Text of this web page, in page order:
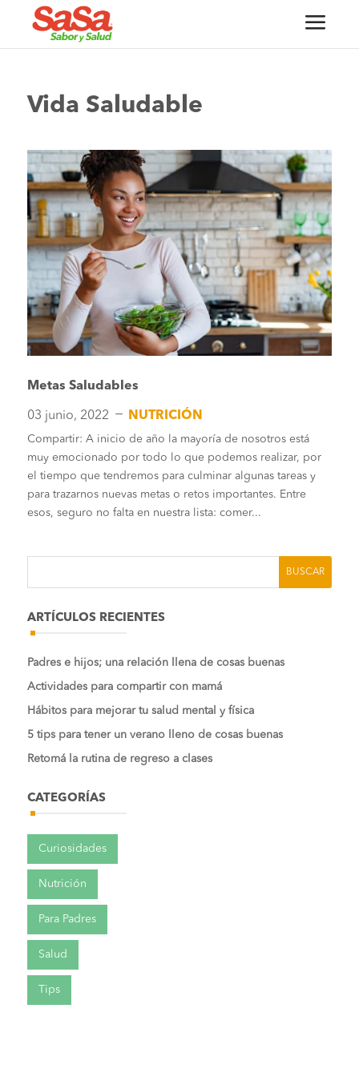
Vida Saludable
Metas Saludables
03 junio, 2022 K NUTRICIÓN
Compartir: A inicio de año la mayoría de nosotros está
muy emocionado por todo lo que podemos realizar, por
el tiempo que tendremos para culminar algunas tareas y
para trazarnos nuevas metas o retos importantes. Entre
esos, seguro no falta en nuestra lista: comer...
ARTÍCULOS RECIENTES
Padres e hijos; una relación llena de cosas buenas
Actividades para compartir con mamá
Hábitos para mejorar tu salud mental y física
5 tips para tener un verano lleno de cosas buenas
Retomá la rutina de regreso a clases
CATEGORÍAS
Curiosidades
Nutrición
Para Padres
Salud
Tips